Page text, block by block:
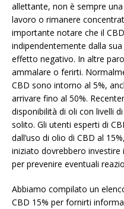
allettante, non è sempre
lavoro o rimanere
importante notare che il
indipendentemente dalla
effetto negativo. In altre
ammalare o ferirti.
CBD sono intorno al 5%,
arrivare fino al 50%.
disponibilità di oli con livelli
solito. Gli utenti esperti di
dall’uso di olio di CBD al
iniziato dovrebbero
per prevenire eventuali
Abbiamo compilato un
CBD 15% per fornirti